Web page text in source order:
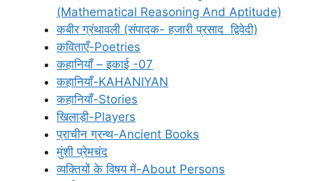
(Mathematical Reasoning And Aptitude)
कबीर ग्रंथावली (संपादक- हजारी प्रसाद द्विवेदी)
कविताएँ-Poetries
कहानियाँ – इकाई -07
कहानियाँ-KAHANIYAN
कहानियाँ-Stories
खिलाड़ी-Players
प्राचीन ग्रन्थ-Ancient Books
मुंशी प्रेमचंद
व्यक्तियों के विषय में-About Persons